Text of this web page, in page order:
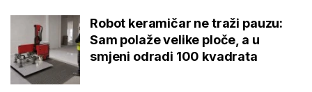
Robot keramičar ne traži pauzu:
Sam polaže velike ploče, a u
smjeni odradi 100 kvadrata